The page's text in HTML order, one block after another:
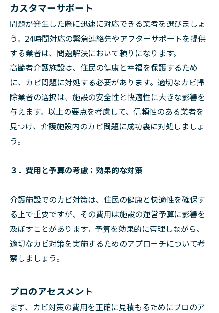
カスタマーサポート
問題が発生した際に迅速に対応できる業者を選びましょ
う。24時間対応の緊急連絡先やアフターサポートを提供
する業者は、問題解決において頼りになります。
高齢者介護施設は、住民の健康と幸福を保護するため
に、カビ問題に対処する必要があります。適切なカビ掃
除業者の選択は、施設の安全性と快適性に大きな影響を
与えます。以上の要点を考慮して、信頼性のある業者を
見つけ、介護施設内のカビ問題に成功裏に対処しましょ
う。
３．費用と予算の考慮：効果的な対策
介護施設でのカビ対策は、住民の健康と快適性を確保す
る上で重要ですが、その費用は施設の運営予算に影響を
及ぼすことがあります。予算を効果的に管理しながら、
適切なカビ対策を実施するためのアプローチについて考
察しましょう。
プロのアセスメント
まず、カビ対策の費用を正確に見積もるためにプロのア